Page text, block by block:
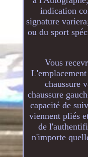
indication
signature
ou du sport
Vous
chaussure
chaussure
capacité de
viennent pliés
de
n'importe